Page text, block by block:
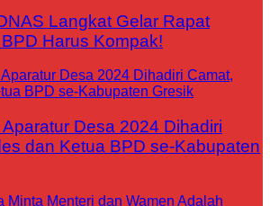
Langkat Gelar Rapat
Harus Kompak!
Desa 2024 Dihadiri
dan Ketua BPD se-Kabupaten